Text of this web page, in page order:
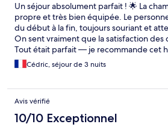
Un séjour absolument parfait ! 🌟 La
propre et très bien équipée. Le
du début à la fin, toujours souriant et
On sent vraiment que la satisfaction des
Tout était parfait — je recommande cet
Cédric, séjour de 3 nuits
Avis vérifié
10/10 Exceptionnel